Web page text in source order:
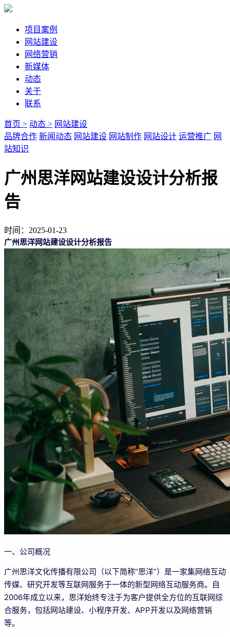
项目案例
网站建设
网络营销
新媒体
动态
关于
联系
首页 > 动态 > 网站建设
品牌合作 新闻动态 网站建设 网站制作 网站设计 运营推广 网
站知识
广州思洋网站建设设计分析报
告
时间：2025-01-23
广州思洋网站建设设计分析报告
一、公司概况
广州思洋文化传播有限公司（以下简称“思洋”）是一家集网络互动
传媒、研究开发等互联网服务于一体的新型网络互动服务商。自
2006年成立以来，思洋始终专注于为客户提供全方位的互联网综
合服务，包括网站建设、小程序开发、APP开发以及网络营销
等。